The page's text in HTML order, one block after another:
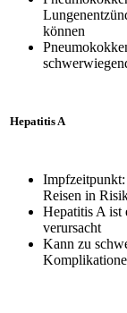
können
Hepatitis A
Reisen in
Hepatitis A ist
verursacht
Kann zu